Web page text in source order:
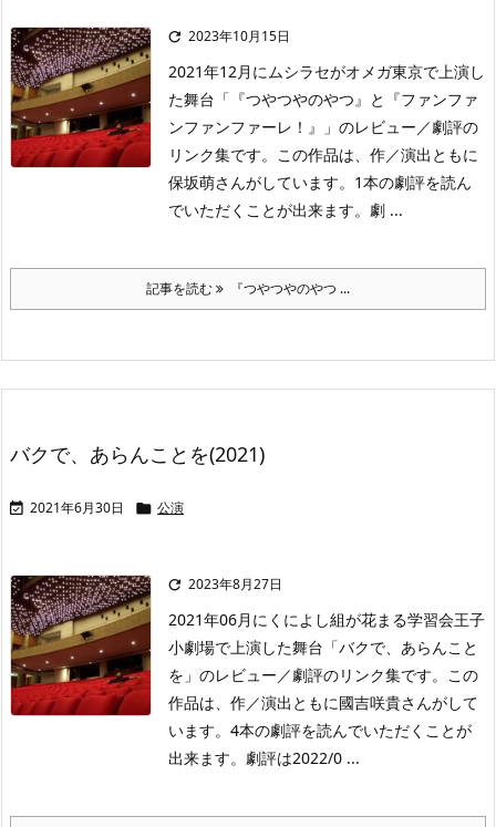
 2023年10月15日
2021年12月にムシラセがオメガ東京で上演し
た舞台「『つやつやのやつ』と『ファンファ
ンファンファーレ！』」のレビュー／劇評の
リンク集です。この作品は、作／演出ともに
保坂萌さんがしています。1本の劇評を読ん
でいただくことが出来ます。劇 ...
記事を読む 『つやつやのやつ ...
バクで、あらんことを(2021)
 2021年6月30日  公演
 2023年8月27日
2021年06月にくによし組が花まる学習会王子
小劇場で上演した舞台「バクで、あらんこと
を」のレビュー／劇評のリンク集です。この
作品は、作／演出ともに國吉咲貴さんがして
います。4本の劇評を読んでいただくことが
出来ます。劇評は2022/0 ...